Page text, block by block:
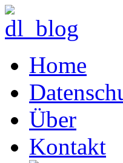
Home
Über
Kontakt